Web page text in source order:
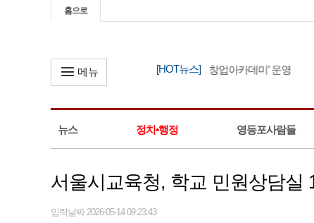
홈으로
[HOT뉴스]
영등포구, ‘2026년 소상공인 창업아카데미’ 운영
메뉴
뉴스 정치•행정 영등포사람들
서울시교육청, 학교 민원상담실
입력날짜 2026-05-14 09:23:43